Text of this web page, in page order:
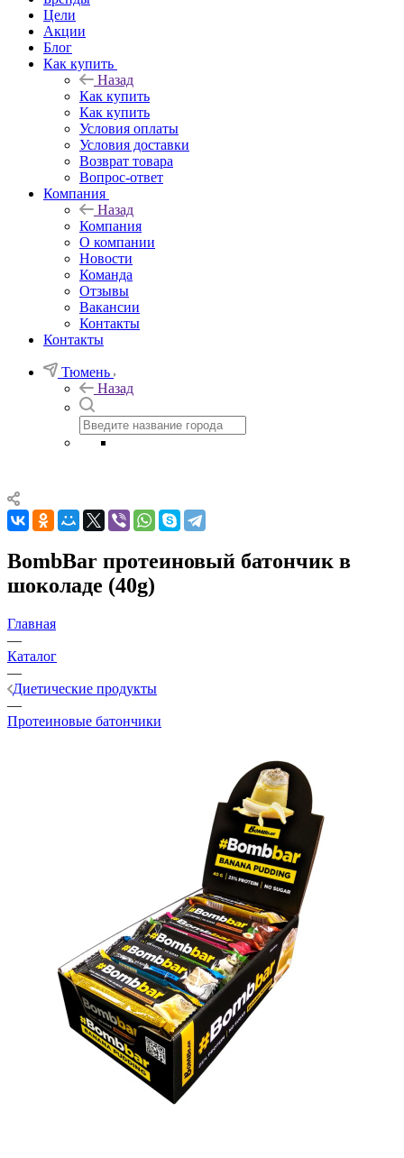
Цели
Акции
Блог
Как купить
Назад
Как купить
Как купить
Условия оплаты
Условия доставки
Возврат товара
Вопрос-ответ
Компания
Назад
Компания
О компании
Новости
Команда
Отзывы
Вакансии
Контакты
Контакты
Тюмень
Назад
BombBar протеиновый батончик в
шоколаде (40g)
Главная
—
Каталог
—
Диетические продукты
—
Протеиновые батончики